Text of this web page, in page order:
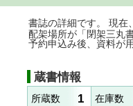
書誌の詳細です。 現在
配架場所が「閉架三丸
予約申込み後、資料が
蔵書情報
所蔵数 1 在庫数